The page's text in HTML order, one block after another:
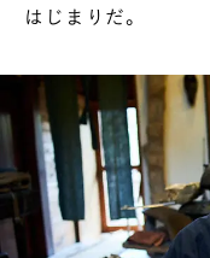
はじまりだ。